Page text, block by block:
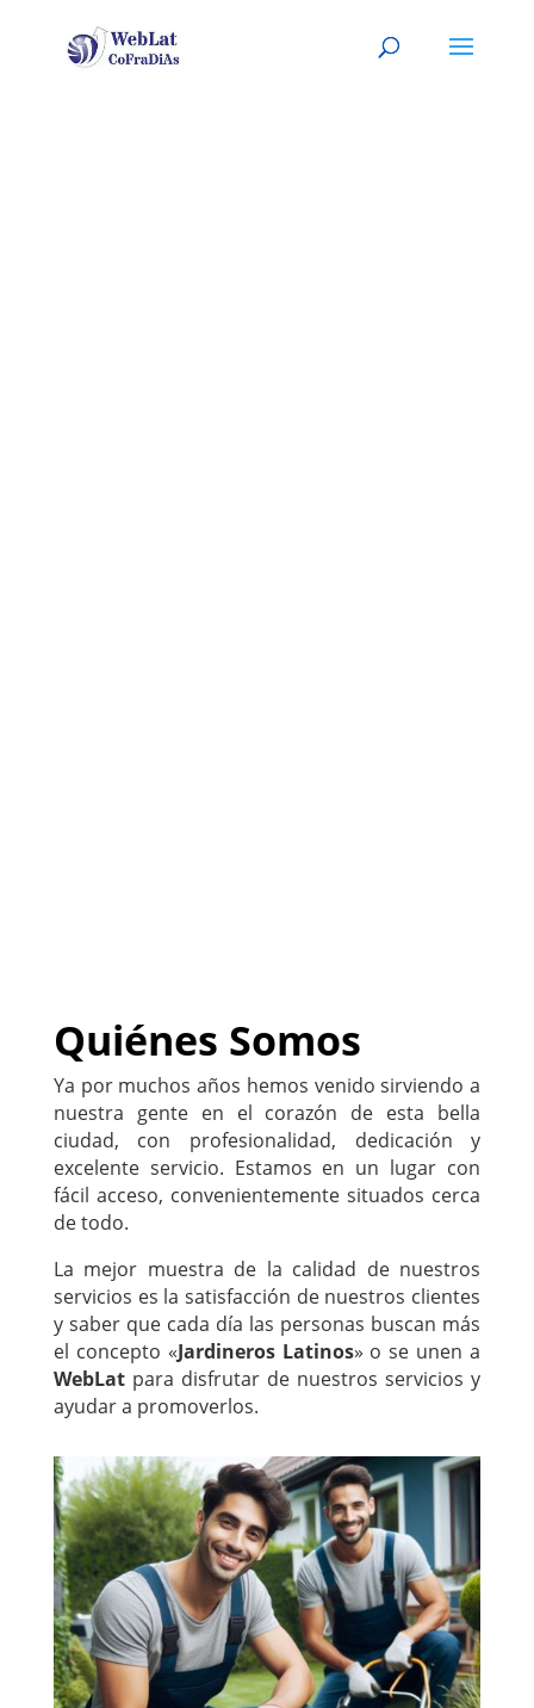
Quiénes Somos
Ya por muchos años hemos venido sirviendo a
nuestra gente en el corazón de esta bella
ciudad, con profesionalidad, dedicación y
excelente servicio. Estamos en un lugar con
fácil acceso, convenientemente situados cerca
de todo.
La mejor muestra de la calidad de nuestros
servicios es la satisfacción de nuestros clientes
y saber que cada día las personas buscan más
el concepto «Jardineros Latinos» o se unen a
WebLatpara disfrutar de nuestros servicios y
ayudar a promoverlos.